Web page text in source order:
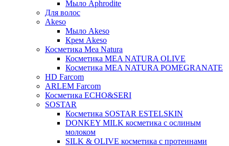
Мыло Aphrodite
Для волос
Akeso
Мыло Akeso
Крем Akeso
Косметика Mea Natura
Косметика MEA NATURA OLIVE
Косметика MEA NATURA POMEGRANATE
HD Farcom
ARLEM Farcom
Косметика ECHO&SERI
SOSTAR
Косметика SOSTAR ESTELSKIN
DONKEY MILK косметика с ослиным
молоком
SILK & OLIVE косметика с протеинами